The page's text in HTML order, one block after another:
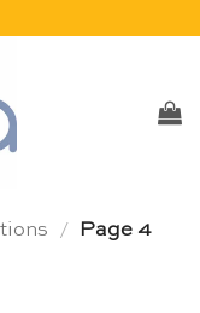
/ Page 4